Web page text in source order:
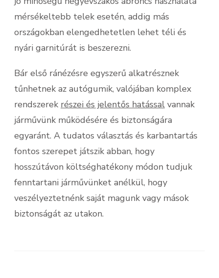
mérsékeltebb telek esetén, addig más
országokban elengedhetetlen lehet téli és
nyári garnitúrát is beszerezni.
Bár első ránézésre egyszerű alkatrésznek
tűnhetnek az autógumik, valójában komplex
rendszerek részei és jelentős hatással vannak
járművünk működésére és biztonságára
egyaránt. A tudatos választás és karbantartás
fontos szerepet játszik abban, hogy
hosszútávon költséghatékony módon tudjuk
fenntartani járművünket anélkül, hogy
veszélyeztetnénk saját magunk vagy mások
biztonságát az utakon.